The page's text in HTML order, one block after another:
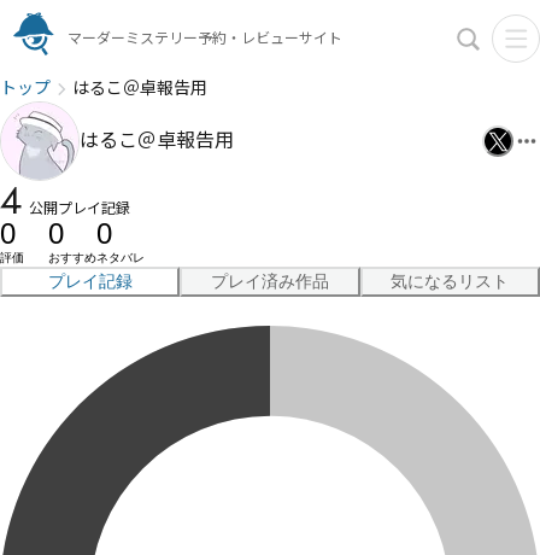
マーダーミステリー予約・レビューサイト
トップ はるこ＠卓報告用
はるこ＠卓報告用
4 公開プレイ記録
0
評価
0
おすすめ
0
ネタバレ
プレイ記録 プレイ済み作品 気になるリスト